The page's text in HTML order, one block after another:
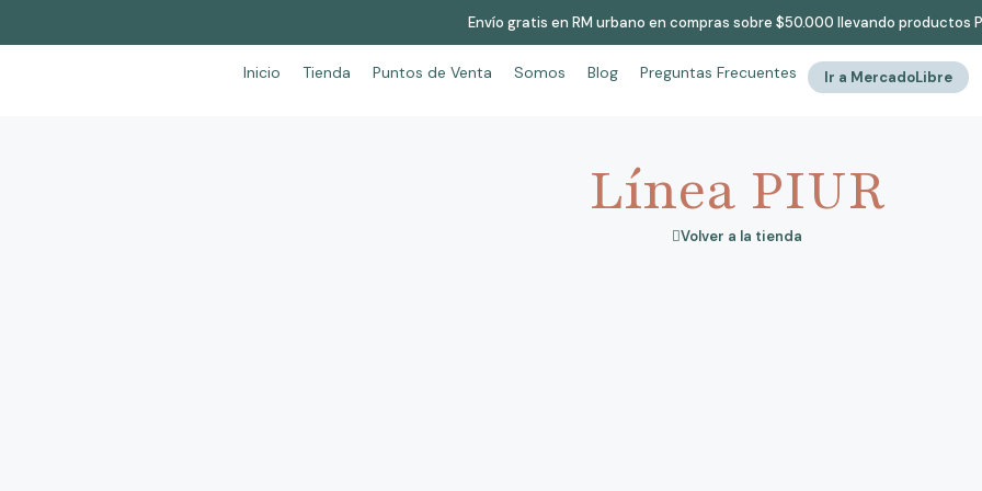
Envío gratis en RM urbano en compras sobre $50.000 llevando productos
Inicio Tienda Puntos de Venta Somos Blog Preguntas Frecuentes Ir a MercadoLibre
Línea PIUR
Volver a la tienda